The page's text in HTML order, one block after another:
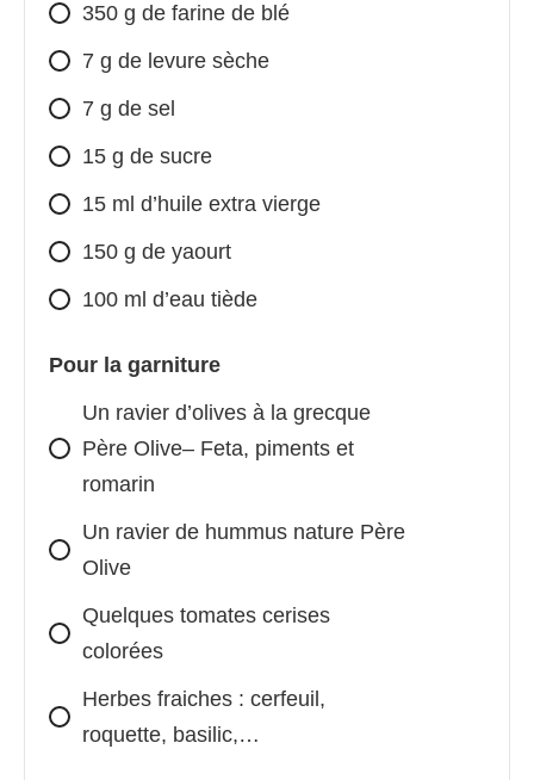
350 g de farine de blé
7 g de levure sèche
7 g de sel
15 g de sucre
15 ml d’huile extra vierge
150 g de yaourt
100 ml d’eau tiède
Pour la garniture
Un ravier d’olives à la grecque
Père Olive– Feta, piments et
romarin
Un ravier de hummus nature Père
Olive
Quelques tomates cerises
colorées
Herbes fraiches : cerfeuil,
roquette, basilic,…